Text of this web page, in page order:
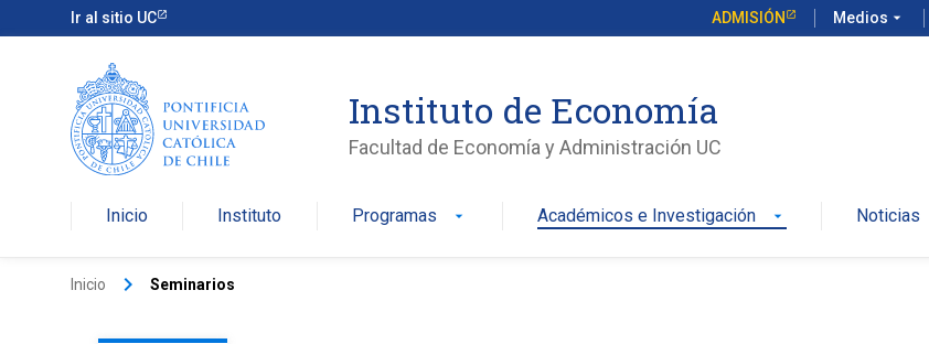
Ir al sitio UC ADMISIÓN Medios arrow_drop_down
Instituto de Economía
Facultad de Economía y Administración UC
Inicio Instituto Programas arrow_drop_down Académicos e Investigación arrow_drop_down Noticias
Inicio keyboard_arrow_right Seminarios